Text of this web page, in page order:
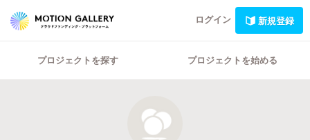
ログイン 新規登録
プロジェクトを探す プロジェクトを始める